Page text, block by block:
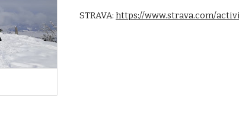
STRAVA: https://www.strava.com/